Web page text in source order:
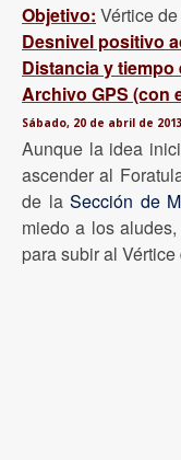
Objetivo: Vértice
Desnivel positivo
Distancia y tiempo
Archivo GPS (con
Sábado, 20 de abril de
Aunque la idea
ascender al
de la Sección de
miedo a los
para subir al